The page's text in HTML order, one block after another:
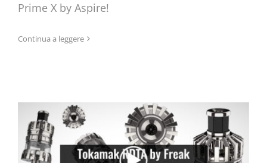
Prime X by Aspire!
Continua a leggere
Tokamak RDTA by Freak (iFmods